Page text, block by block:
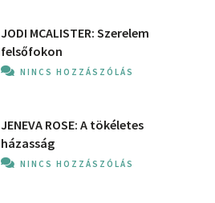
JODI MCALISTER: Szerelem
felsőfokon
NINCS HOZZÁSZÓLÁS
JENEVA ROSE: A ​tökéletes
házasság
NINCS HOZZÁSZÓLÁS